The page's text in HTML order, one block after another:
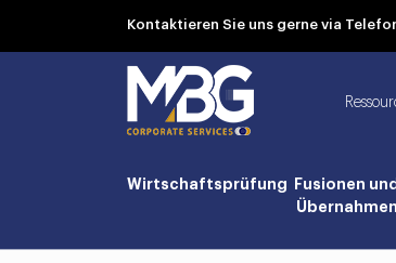
Kontaktieren Sie uns gerne via
Wirtschaftsprüfung
Fusionen und
Übernahmen